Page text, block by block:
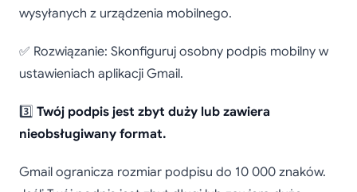
wysyłanych z urządzenia mobilnego.
✅ Rozwiązanie: Skonfiguruj osobny podpis mobilny w
ustawieniach aplikacji Gmail.
3️⃣ Twój podpis jest zbyt duży lub zawiera
nieobsługiwany format.
Gmail ogranicza rozmiar podpisu do 10 000 znaków.